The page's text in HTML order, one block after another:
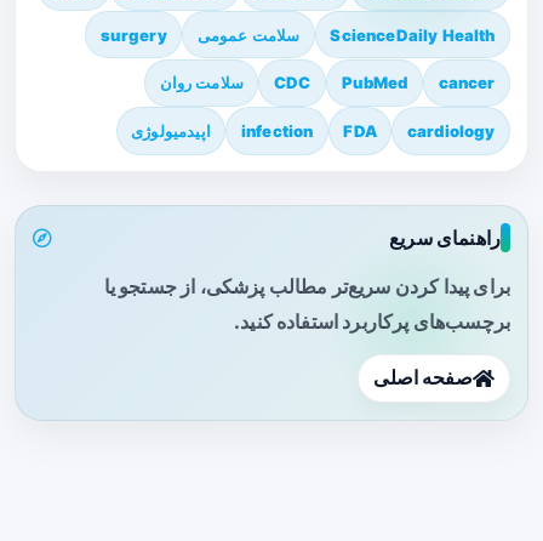
ScienceDaily Health سلامت عمومی surgery
cancer
PubMed
CDC سلامت روان
cardiology
FDA
infection اپیدمیولوژی
راهنمای سریع
برای پیدا کردن سریع‌تر مطالب پزشکی، از جستجو یا
برچسب‌های پرکاربرد استفاده کنید.
صفحه اصلی